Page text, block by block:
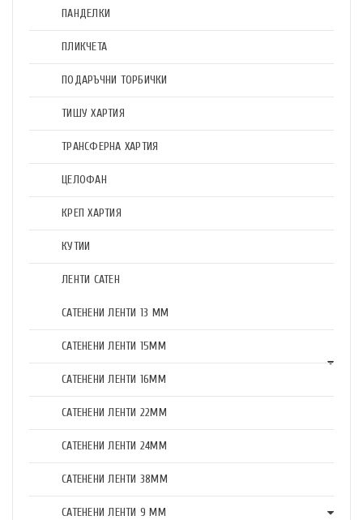
ПАНДЕЛКИ
ПЛИКЧЕТА
ПОДАРЪЧНИ ТОРБИЧКИ
ТИШУ ХАРТИЯ
ТРАНСФЕРНА ХАРТИЯ
ЦЕЛОФАН
КРЕП ХАРТИЯ
КУТИИ
ЛЕНТИ САТЕН
САТЕНЕНИ ЛЕНТИ 13 ММ
САТЕНЕНИ ЛЕНТИ 15ММ
САТЕНЕНИ ЛЕНТИ 16ММ
САТЕНЕНИ ЛЕНТИ 22ММ
САТЕНЕНИ ЛЕНТИ 24ММ
САТЕНЕНИ ЛЕНТИ 38ММ
САТЕНЕНИ ЛЕНТИ 9 ММ